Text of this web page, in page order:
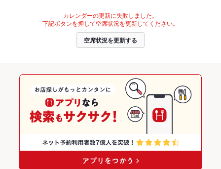
カレンダーの更新に失敗しました。
下記ボタンを押して空席状況を更新してください。
空席状況を更新する